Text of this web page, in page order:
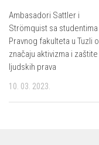
Ambasadori Sattler i
Strömquist sa studentima
Pravnog fakulteta u Tuzli o
značaju aktivizma i zaštite
ljudskih prava
10. 03. 2023.